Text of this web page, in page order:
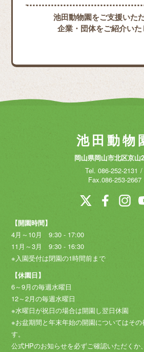
池田動物園をご支援いた
企業・団体をご紹介いた
池田動物
岡山県岡山市北区京山
Tel. 086-252-2131
Fax.086-253-2667
【開園時間】
4月～10月 9:30 - 17:00
11月～3月 9:30 - 16:30
※入園受付は閉園の1時間前まで
【休園日】
6～9月の毎週水曜日
12～2月の毎週水曜日
※水曜日が祝日の場合は開園し翌日休園
※お盆期間と年末年始の開園についてはその
す。
公式HPのお知らせを必ずご確認いただくか